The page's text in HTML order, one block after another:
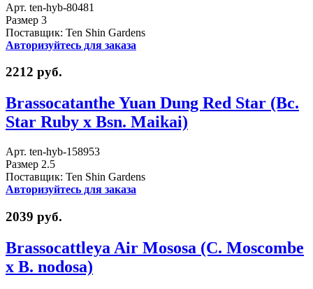
Арт. ten-hyb-80481
Размер 3
Поставщик: Ten Shin Gardens
Авторизуйтесь для заказа
2212 руб.
Brassocatanthe Yuan Dung Red Star (Bc.
Star Ruby x Bsn. Maikai)
Арт. ten-hyb-158953
Размер 2.5
Поставщик: Ten Shin Gardens
Авторизуйтесь для заказа
2039 руб.
Brassocattleya Air Mososa (C. Moscombe
x B. nodosa)